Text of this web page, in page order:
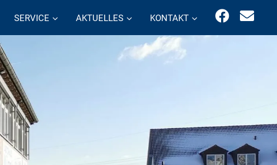
SERVICE AKTUELLES KONTAKT